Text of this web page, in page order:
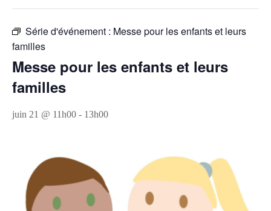
Série d'événement : Messe pour les enfants et leurs
familles
Messe pour les enfants et leurs
familles
juin 21 @ 11h00 - 13h00